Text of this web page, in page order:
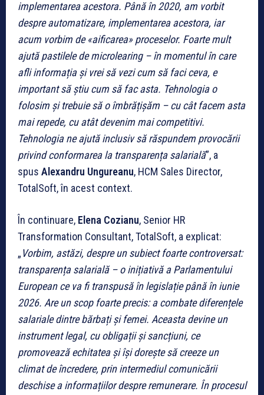
implementarea acestora. Până în 2020, am vorbit
despre automatizare, implementarea acestora, iar
acum vorbim de «aificarea» proceselor. Foarte mult
ajută pastilele de microlearing – în momentul în care
afli informația și vrei să vezi cum să faci ceva, e
important să știu cum să fac asta. Tehnologia o
folosim și trebuie să o îmbrățișăm – cu cât facem asta
mai repede, cu atât devenim mai competitivi.
Tehnologia ne ajută inclusiv să răspundem provocării
privind conformarea la transparența salarială”, a
spus Alexandru Ungureanu, HCM Sales Director,
TotalSoft, în acest context.
În continuare, Elena Cozianu, Senior HR
Transformation Consultant, TotalSoft, a explicat:
„Vorbim, astăzi, despre un subiect foarte controversat:
transparența salarială – o inițiativă a Parlamentului
European ce va fi transpusă în legislație până în iunie
2026. Are un scop foarte precis: a combate diferențele
salariale dintre bărbați și femei. Aceasta devine un
instrument legal, cu obligații și sancțiuni, ce
promovează echitatea și își dorește să creeze un
climat de încredere, prin intermediul comunicării
deschise a informațiilor despre remunerare. În procesul